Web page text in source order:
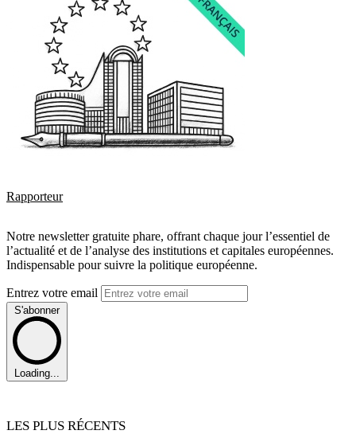
Rapporteur
Notre newsletter gratuite phare, offrant chaque jour l’essentiel de
l’actualité et de l’analyse des institutions et capitales européennes.
Indispensable pour suivre la politique européenne.
Entrez votre email
S'abonner
Loading...
LES PLUS RÉCENTS